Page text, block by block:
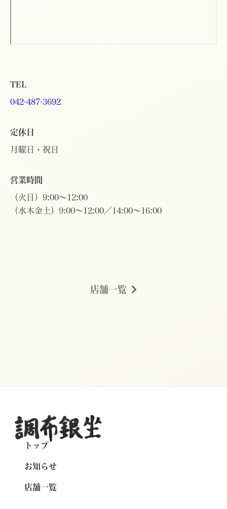
TEL
042-487-3692
定休日
月曜日・祝日
営業時間
（火日）9:00～12:00
（水木金土）9:00～12:00／14:00～16:00
店舗一覧
トップ
お知らせ
店舗一覧